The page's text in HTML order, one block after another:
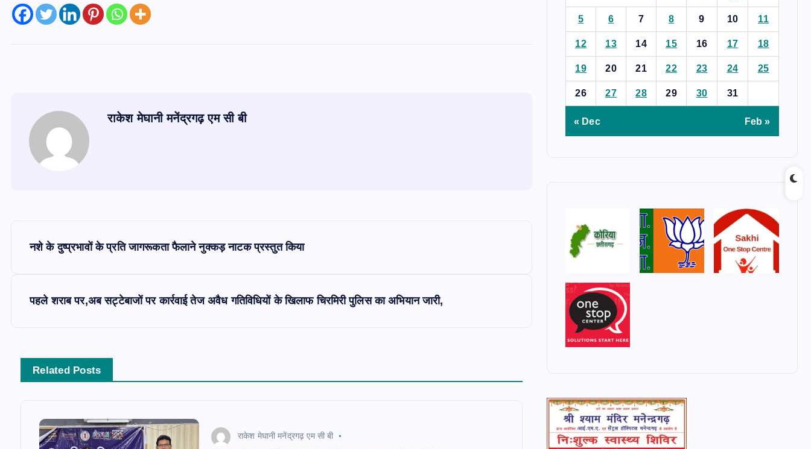
राकेश मेघानी मनेंद्रगढ़ एम सी बी
नशे के दुष्प्रभावों के प्रति जागरूकता फैलाने नुक्कड़ नाटक प्रस्तुत किया
पहले शराब पर,अब सट्टेबाजों पर कार्रवाई तेज अवैध गतिविधियों के खिलाफ चिरमिरी पुलिस का अभियान जारी,
Related Posts
राकेश मेघानी मनेंद्रगढ़ एम सी बी
5 6 7 8 9 10 11
12 13 14 15 16 17 18
19 20 21 22 23 24 25
26 27 28 29 30 31
« Dec Feb »